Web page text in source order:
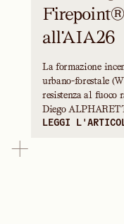
all'AIA26
La formazione
urbano-forestale
resistenza al fuoco
Diego
LEGGI